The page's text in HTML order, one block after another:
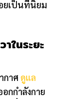
ยเป็นที่นิยม
ในระยะ
กาศ ดูแล
กกำลังกาย